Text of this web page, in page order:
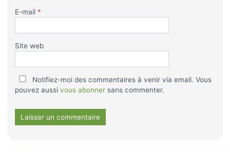
E-mail *
Site web
Notifiez-moi des commentaires à venir via email. Vous
pouvez aussi vous abonnersans commenter.